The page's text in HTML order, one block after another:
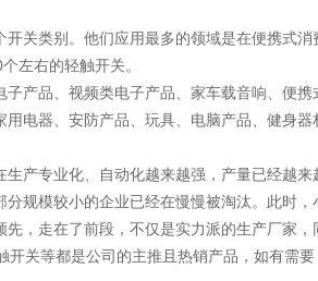
关类别。他们应用最多的领域是在便携式消
左右的轻触开关。
产品、视频类电子产品、家车载音响、便
电器、安防产品、玩具、电脑产品、健身
产专业化、自动化越来越强，产量已经越
规模较小的企业已经在慢慢被淘汰。此时，
，走在了前段，不仅是实力派的生产厂家
关等都是公司的主推且热销产品，如有需